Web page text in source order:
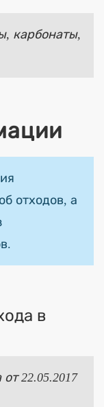
карбонаты,
отходов, а
в
22.05.2017